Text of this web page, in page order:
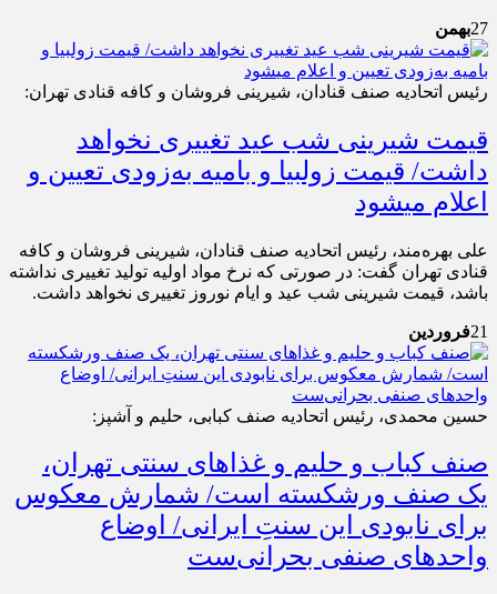
27بهمن
رئیس اتحادیه صنف قنادان، شیرینی فروشان و کافه قنادی تهران:
قیمت شیرینی شب عید تغییری نخواهد
داشت/ قیمت زولبیا و بامیه به‌زودی تعیین و
اعلام می‎شود
علی بهره‌مند، رئیس اتحادیه صنف قنادان، شیرینی فروشان و کافه
قنادی تهران گفت: در صورتی که نرخ مواد اولیه تولید تغییری نداشته
باشد، قیمت شیرینی شب عید و ایام نوروز تغییری نخواهد داشت.
21فروردین
حسین محمدی، رئیس اتحادیه صنف کبابی، حلیم و آشپز:
صنف کباب و حلیم و غذاهای سنتی تهران،
یک صنف ورشکسته‌ است/ شمارش معکوس
برای نابودی این سنتِ ایرانی/ اوضاع
واحدهای صنفی بحرانی‌ست